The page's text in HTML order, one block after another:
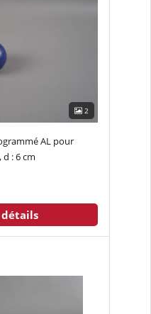
2
AL pour
: 6 cm